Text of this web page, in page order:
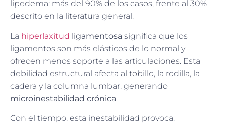
lipedema: más del 90% de los casos, frente al 30%
descrito en la literatura general.
La hiperlaxitud ligamentosa significa que los
ligamentos son más elásticos de lo normal y
ofrecen menos soporte a las articulaciones. Esta
debilidad estructural afecta al tobillo, la rodilla, la
cadera y la columna lumbar, generando
microinestabilidad crónica.
Con el tiempo, esta inestabilidad provoca: